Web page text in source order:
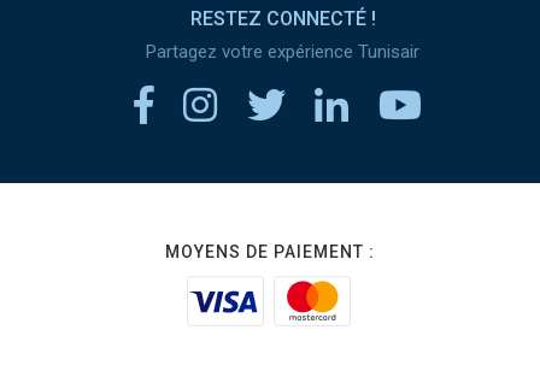
RESTEZ CONNECTÉ !
Partagez votre expérience Tunisair
MOYENS DE PAIEMENT :